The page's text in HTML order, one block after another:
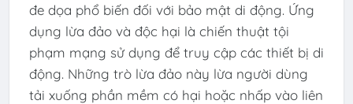
đe dọa phổ biến đối với bảo mật di động. Ứng
dụng lừa đảo và độc hại là chiến thuật tội
phạm mạng sử dụng để truy cập các thiết bị di
động. Những trò lừa đảo này lừa người dùng
tải xuống phần mềm có hại hoặc nhấp vào liên